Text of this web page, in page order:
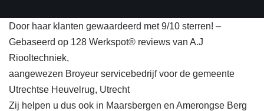
Door haar klanten gewaardeerd met 9/10 sterren! –
Gebaseerd op 128 Werkspot® reviews van A.J
Riooltechniek,
aangewezen Broyeur servicebedrijf voor de gemeente
Utrechtse Heuvelrug, Utrecht
Zij helpen u dus ook in Maarsbergen en Amerongse Berg